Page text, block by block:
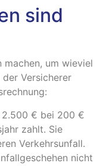
sind
machen, um wieviel
Versicherer
2.500 € bei 200 €
zahlt. Sie
Verkehrsunfall.
nicht